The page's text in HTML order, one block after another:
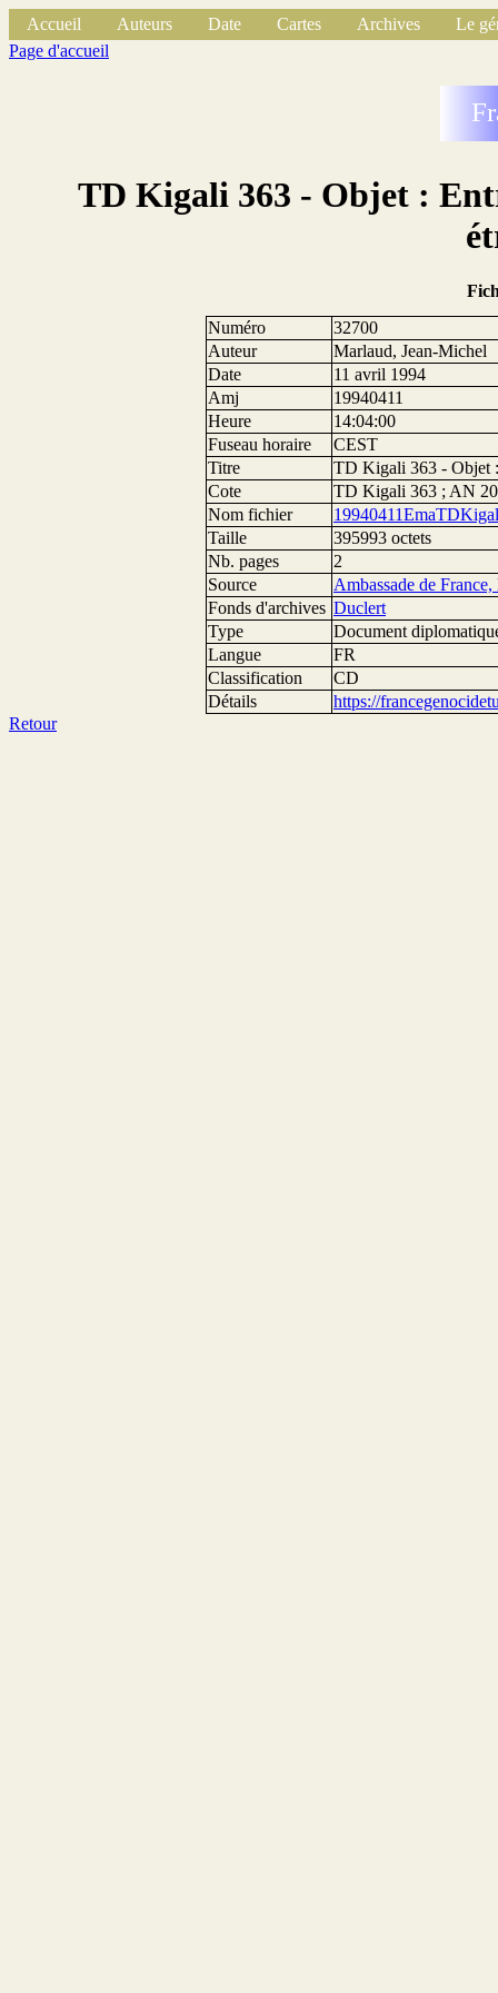
Accueil Auteurs Date Cartes Archives
Le
Page d'accueil
TD Kigali 363 - Objet :
Numéro
32700
Auteur
Marlaud, Jean-Michel
Date
11 avril 1994
Amj
19940411
Heure
14:04:00
Fuseau horaire
CEST
Titre
TD Kigali 363 - Objet :
Cote
TD Kigali 363 ; AN
Nom fichier
Taille
395993 octets
Nb. pages
2
Source
Ambassade de
Fonds d'archives Duclert
Type
Document
Langue
FR
Classification
CD
Détails
https://
Retour